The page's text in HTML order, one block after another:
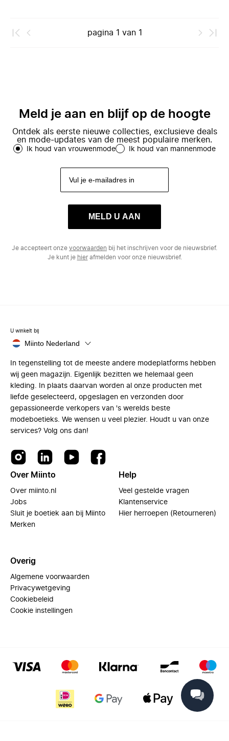
pagina 1 van 1
Meld je aan en blijf op de hoogte
Ontdek als eerste nieuwe collecties, exclusieve deals
en mode-updates van de meest populaire merken.
Ik houd van vrouwenmode Ik houd van mannenmode
MELD U AAN
Je accepteert onze voorwaarden bij het inschrijven voor de nieuwsbrief.
Je kunt je hierafmelden voor onze nieuwsbrief.
U winkelt bij
Miinto Nederland
In tegenstelling tot de meeste andere modeplatforms hebben
wij geen magazijn. Eigenlijk bezitten we helemaal geen
kleding. In plaats daarvan worden al onze producten met
liefde geselecteerd, opgeslagen en verzonden door
gepassioneerde verkopers van 's werelds beste
modeboetieks. We wensen u veel plezier. Houdt u van onze
services? Volg ons dan!
Over Miinto
Over miinto.nl
Jobs
Sluit je boetiek aan bij Miinto
Merken
Help
Veel gestelde vragen
Klantenservice
Hier herroepen (Retourneren)
Overig
Algemene voorwaarden
Privacywetgeving
Cookiebeleid
Cookie instellingen